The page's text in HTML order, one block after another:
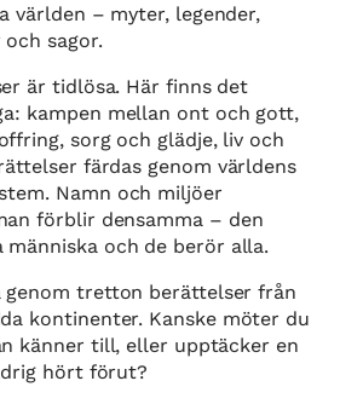
världen – myter, legender,
sagor.
är tidlösa. Här finns det
kampen mellan ont och gott,
sorg och glädje, liv och
färdas genom världens
Namn och miljöer
förblir densamma – den
och de berör alla.
genom tretton berättelser från
kontinenter. Kanske möter du
känner till, eller upptäcker en
hört förut?